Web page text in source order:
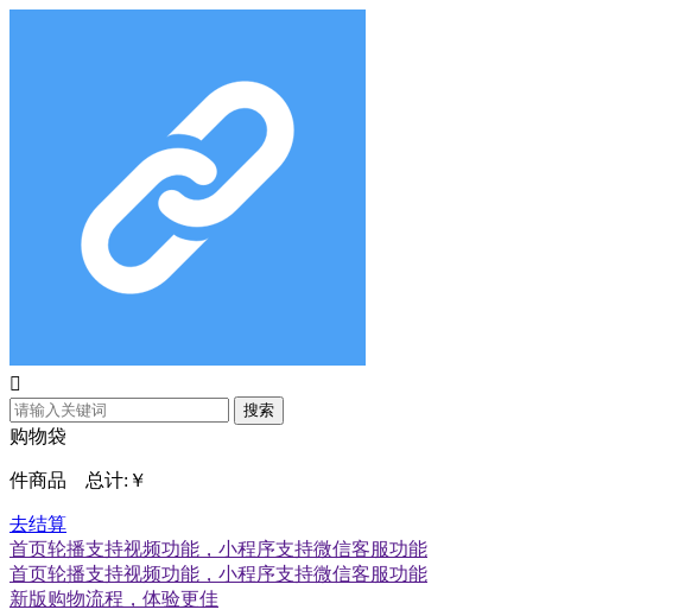

搜索
购物袋
件商品 总计: ￥
去结算
首页轮播支持视频功能，小程序支持微信客服功能
首页轮播支持视频功能，小程序支持微信客服功能
新版购物流程，体验更佳